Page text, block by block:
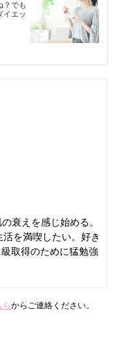
？でも
イエッ
衰えを感じ始める。
を満喫したい。好き
取得のために猛勉強
らからご連絡ください。